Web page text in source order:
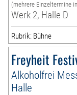
(mehrere Einzeltermine
Werk 2, Halle D
Rubrik: Bühne
Freyheit
Alkoholfrei
Halle